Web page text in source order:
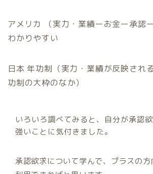
アメリカ （実力・業績ーお金ー承認
わかりやすい
日本 年功制（実力・業績が反映され
功制の大枠のなか）
いろいろ調べてみると、自分が承認
強いことに気付きました。
承認欲求について学んで、プラスの方